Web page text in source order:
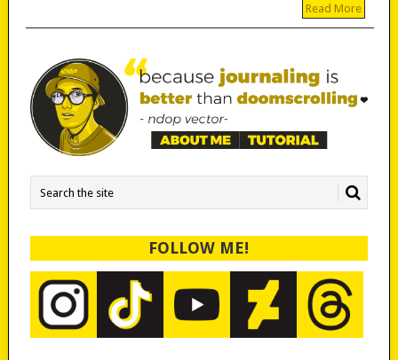
Read More
FOLLOW ME!